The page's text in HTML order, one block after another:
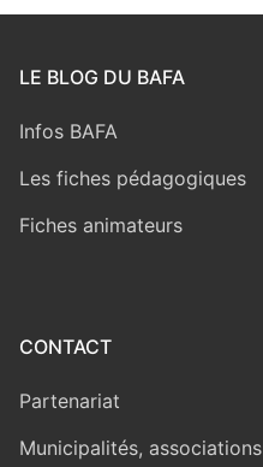
LE BLOG DU BAFA
Infos BAFA
Les fiches pédagogiques
Fiches animateurs
CONTACT
Partenariat
Municipalités, associations